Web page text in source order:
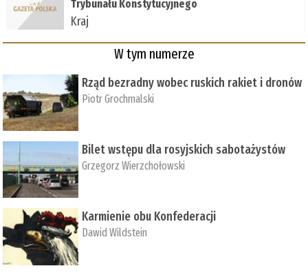
Trybunału Konstytucyjnego
Kraj
W tym numerze
Rząd bezradny wobec ruskich rakiet i dronów
Piotr Grochmalski
Bilet wstępu dla rosyjskich sabotażystów
Grzegorz Wierzchołowski
Karmienie obu Konfederacji
Dawid Wildstein